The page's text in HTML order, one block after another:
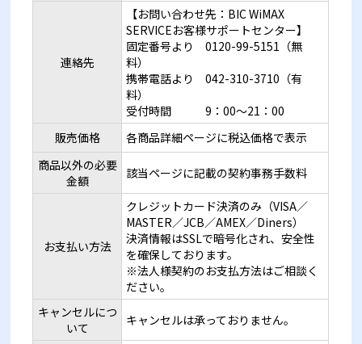
連絡先
【お問い合わせ先：BIC WiMAX
SERVICEお客様サポートセンター】
固定番号より 0120-99-5151（無
料）
携帯電話より 042-310-3710（有
料）
受付時間 9：00～21：00
販売価格
各商品詳細ページに税込価格で表示
商品以外の必要
金額
該当ページに記載の契約事務手数料
お支払い方法
クレジットカード決済のみ（VISA／
MASTER／JCB／AMEX／Diners）
決済情報はSSLで暗号化され、安全性
を確保しております。
※法人様契約のお支払方法はご相談く
ださい。
キャンセルにつ
いて
キャンセルは承っておりません。